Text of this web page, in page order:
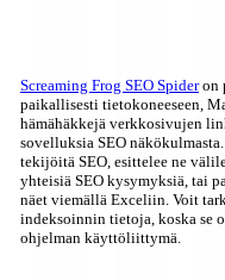
Screaming Frog SEO Spideron
paikallisesti tietokoneeseen,
hämähäkkejä verkkosivujen
sovelluksia SEO
tekijöitä SEO, esittelee ne
yhteisiä SEO kysymyksiä, tai
näet viemällä Exceliin. Voit
indeksoinnin tietoja, koska se
ohjelman käyttöliittymä.